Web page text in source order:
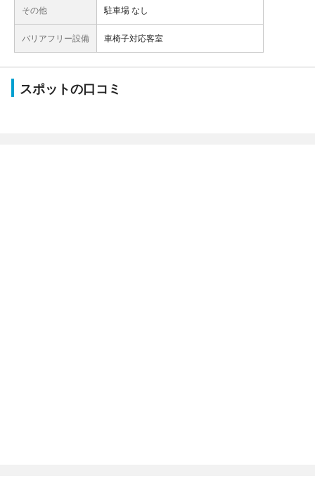
その他 駐車場 なし
バリアフリー設備 車椅子対応客室
スポットの口コミ